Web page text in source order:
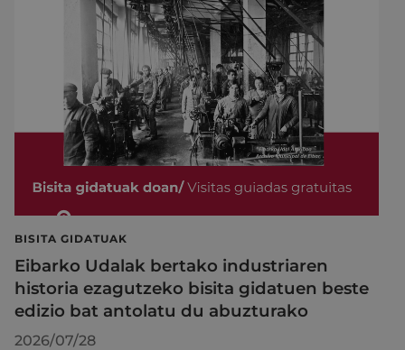
BISITA GIDATUAK
Eibarko Udalak bertako industriaren
historia ezagutzeko bisita gidatuen beste
edizio bat antolatu du abuzturako
2026/07/28